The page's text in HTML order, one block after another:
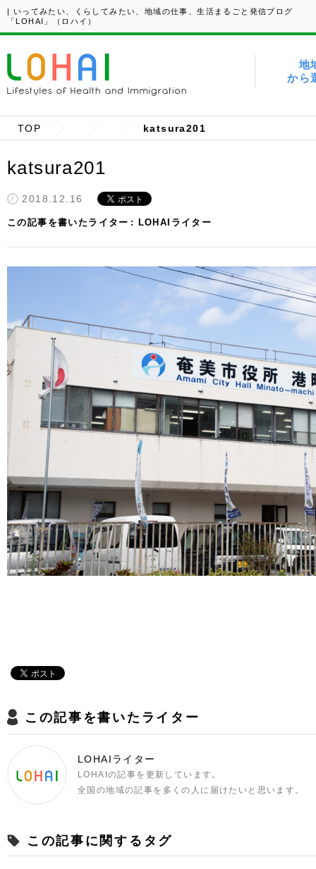
| いってみたい、くらしてみたい、地域の仕事、生活まるごと発信ブログ
「LOHAI」（ロハイ）
地
から
TOP katsura201
katsura201
2018.12.16
この記事を書いたライター LOHAIライター
この記事を書いたライター
LOHAIライター
LOHAIの記事を更新しています。
全国の地域の記事を多くの人に届けたいと思います。
この記事に関するタグ